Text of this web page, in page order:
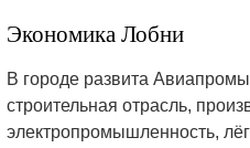
Экономика Лобни
В городе развита
строительная отрасль,
электропромышленность,